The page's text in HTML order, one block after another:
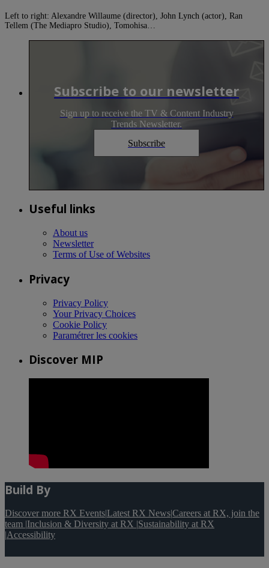
Left to right: Alexandre Willaume (director), John Lynch (actor), Ran
Tellem (The Mediapro Studio), Tomohisa…
Subscribe to our newsletter
Sign up to receive the TV & Content Industry
Trends Newsletter.
Subscribe
Useful links
About us
Newsletter
Terms of Use of Websites
Privacy
Privacy Policy
Your Privacy Choices
Cookie Policy
Paramétrer les cookies
Discover MIP
Build By
Discover more RX Events|Latest RX News|Careers at RX, join the
team |Inclusion & Diversity at RX |Sustainability at RX
|Accessibility